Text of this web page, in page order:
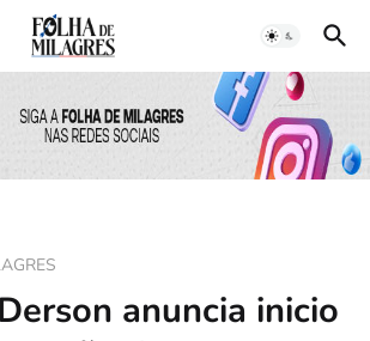
anuncia inicio